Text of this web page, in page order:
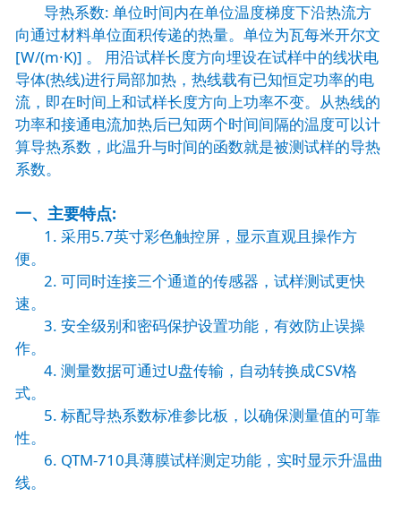
导热系数: 单位时间内在单位温度梯度下沿热流方
向通过材料单位面积传递的热量。单位为瓦每米开尔文
[W/(m·K)] 。 用沿试样长度方向埋设在试样中的线状电
导体(热线)进行局部加热，热线载有已知恒定功率的电
流，即在时间上和试样长度方向上功率不变。从热线的
功率和接通电流加热后已知两个时间间隔的温度可以计
算导热系数，此温升与时间的函数就是被测试样的导热
系数。
一、主要特点:
1. 采用5.7英寸彩色触控屏，显示直观且操作方
便。
2. 可同时连接三个通道的传感器，试样测试更快
速。
3. 安全级别和密码保护设置功能，有效防止误操
作。
4. 测量数据可通过U盘传输，自动转换成CSV格
式。
5. 标配导热系数标准参比板，以确保测量值的可靠
性。
6. QTM-710具薄膜试样测定功能，实时显示升温曲
线。